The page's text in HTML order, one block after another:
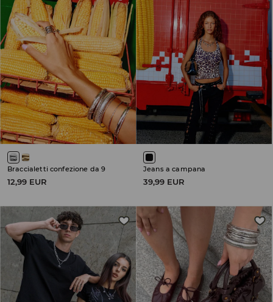
Braccialetti confezione da 9
12,99 EUR
Jeans a campana
39,99 EUR